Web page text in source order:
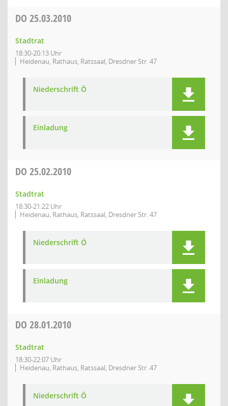
DO 25.03.2010
Stadtrat
18:30-20:13 Uhr
Heidenau, Rathaus, Ratssaal, Dresdner Str. 47
Niederschrift Ö
Einladung
DO 25.02.2010
Stadtrat
18:30-21:22 Uhr
Heidenau, Rathaus, Ratssaal, Dresdner Str. 47
Niederschrift Ö
Einladung
DO 28.01.2010
Stadtrat
18:30-22:07 Uhr
Heidenau, Rathaus, Ratssaal, Dresdner Str. 47
Niederschrift Ö